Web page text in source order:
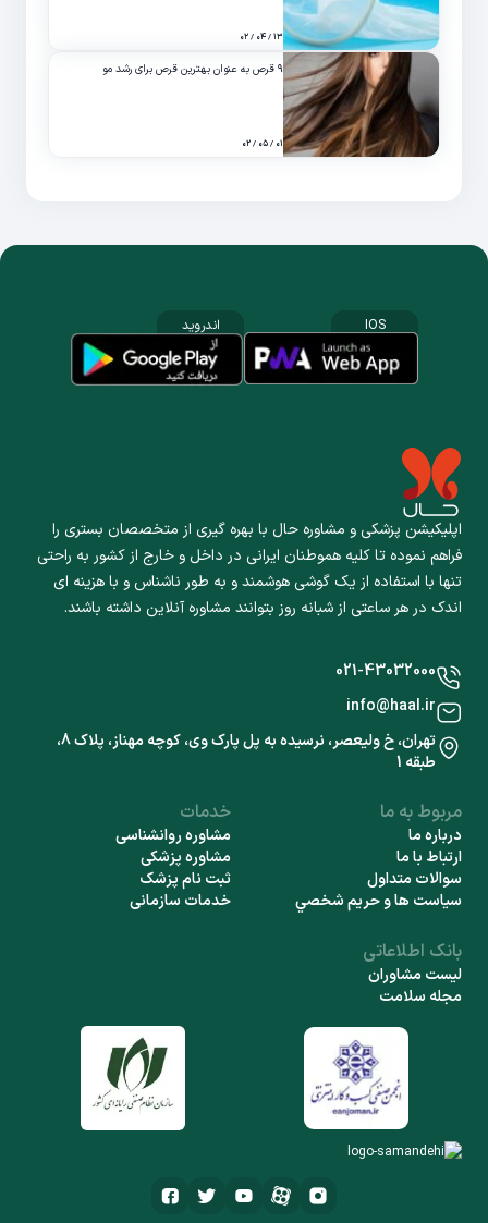
۱۳ / ۰۴ / ۰۲
۹ قرص به عنوان بهترین قرص برای رشد مو
۰۱ / ۰۵ / ۰۲
اپلیکیشن پزشکی و مشاوره حال با بهره گیری از متخصصان بستری را
فراهم نموده تا کلیه هموطنان ایرانی در داخل و خارج از کشور به راحتی
تنها با استفاده از یک گوشی هوشمند و به طور ناشناس و با هزینه ای
اندک در هر ساعتی از شبانه روز بتوانند مشاوره آنلاین داشته باشند.
IOS اندروید
مربوط به ما
درباره ما
ارتباط با ما
سوالات متداول
سياست ها و حريم شخصي
خدمات
مشاوره روانشناسی
مشاوره پزشکی
ثبت نام پزشک
خدمات سازمانی
بانک اطلاعاتی
لیست مشاوران
مجله سلامت
021-43032000
info@haal.ir
تهران، خ ولیعصر، نرسیده به پل پارک وی، کوچه مهناز، پلاک 8،
طبقه 1